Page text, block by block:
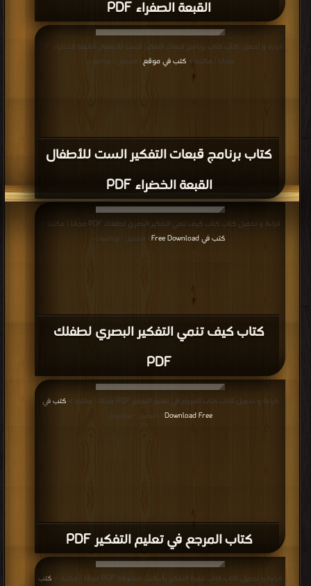
القبعة الصفراء PDF
كتاب برنامج قبعات التفكير الست للأطفال
القبعة الخضراء PDF
مجانا | مكتبة >كتب في موقع | التحميل : مرة/مرات
كتاب كيف تنمي التفكير البصري لطفلك
PDF
قراءة و تحميل كتاب كتاب كيف تنمي التفكير البصري لطفلك PDF مجانا | مكتبة >
كتب في Free Download
| التحميل : مرة/مرات
كتاب المرجع في تعليم التفكير PDF
قراءة و تحميل كتاب كتاب المرجع في تعليم التفكير PDF مجانا | مكتبة >
كتب في
Download Free | التحميل : مرة/مرات
قراءة و تحميل كتاب كتاب تنمية التفكير بأساليب مشوقة PDF مجانا | مكتبة >
كتب